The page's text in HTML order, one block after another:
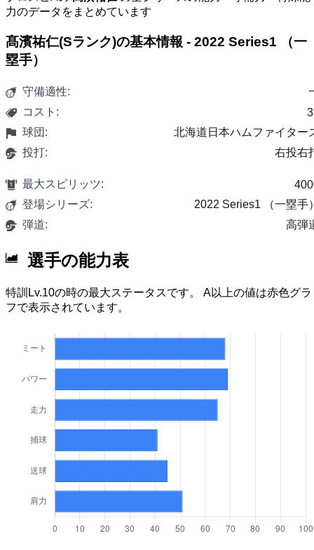
力のデータをまとめています
髙濱祐仁(Sランク)の基本情報 - 2022 Series1 （一
塁手）
守備適性:
コスト:
球団:
北海道日本ハムファイター
投打:
右投右
最大スピリッツ:
登場シリーズ:
2022 Series1 （一塁手
弾道:
高弾
選手の能力表
特訓Lv.10の時の最大ステータスです。 A以上の値は赤色グラ
フで表示されています。